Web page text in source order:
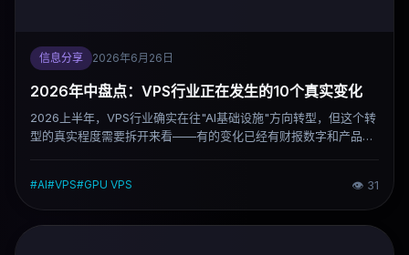
信息分享 2026年6月26日
2026年中盘点：VPS行业正在发生的10个真实变化
2026上半年，VPS行业确实在往"AI基础设施"方向转型，但这个转
型的真实程度需要拆开来看——有的变化已经有财报数字和产品数
用方式、GPU VPS的真实增长曲线、共享主机的增长放缓、托管型
VPS的崛起、Hostinger的AI化打法、低价VPS面临的成本压力、
ARM架构的渐进普及、中国优化线路的需求走向、VPS与云的边界
#AI#VPS#GPU VPS 👁 31